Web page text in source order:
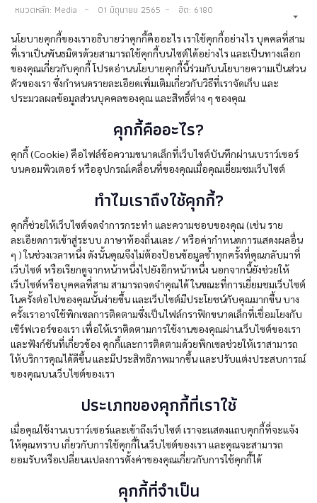
หมวดหลัก: Media 01 มิถุนายน 2565 ฮิต: 6180
นโยบายคุกกี้ของเราอธิบายว่าคุกกี้คืออะไร เราใช้คุกกี้อย่างไร บุคคลที่สาม
ที่เราเป็นพันธมิตรด้วยสามารถใช้คุกกี้บนไซต์ได้อย่างไร และเป็นทางเลือก
ของคุณเกี่ยวกับคุกกี้ โปรดอ่านนโยบายคุกกี้นี้ร่วมกับนโยบายความเป็นส่วน
ตัวของเรา ซึ่งกำหนดรายละเอียดเพิ่มเติมเกี่ยวกับวิธีที่เราจัดเก็บ และ
ประมวลผลข้อมูลส่วนบุคคลของคุณ และสิทธิ์ต่าง ๆ ของคุณ
คุกกี้คืออะไร?
คุกกี้ (Cookie) คือไฟล์ข้อความขนาดเล็กที่เว็บไซต์บันทึกผ่านเบราว์เซอร์
บนคอมพิวเตอร์ หรืออุปกรณ์เคลื่อนที่ของคุณเมื่อคุณเยี่ยมชมเว็บไซต์
ทำไมเราถึงใช้คุกกี้?
คุกกี้ช่วยให้เว็บไซต์จดจำการกระทำ และความชอบของคุณ (เช่น ราย
ละเอียดการเข้าสู่ระบบ ภาษาท้องถิ่นและ / หรือค่ากำหนดการแสดงผลอื่น
ๆ ) ในช่วงเวลาหนึ่ง ดังนั้นคุณจึงไม่ต้องป้อนข้อมูลซ้ำทุกครั้งที่คุณกลับมาที่
เว็บไซต์ หรือเรียกดูจากหน้าหนึ่งไปยังอีกหน้าหนึ่ง นอกจากนี้ยังช่วยให้
เว็บไซต์หรือบุคคลที่สาม สามารถจดจำคุณได้ ในขณะที่การเยี่ยมชมเว็บไซต์
ในครั้งต่อไปของคุณนั้นง่ายขึ้น และเว็บไซต์มีประโยชน์กับคุณมากขึ้น บาง
ครั้งเราอาจใช้พิกเซลการติดตามซึ่งเป็นไฟล์กราฟิกขนาดเล็กที่เชื่อมโยงกับ
เซิร์ฟเวอร์ของเรา เพื่อให้เราติดตามการใช้งานของคุณผ่านเว็บไซต์ของเรา
และฟังก์ชันที่เกี่ยวข้อง คุกกี้และการติดตามด้วยพิกเซลช่วยให้เราสามารถ
ให้บริการคุณได้ดีขึ้น และมีประสิทธิภาพมากขึ้น และปรับแต่งประสบการณ์
ของคุณบนเว็บไซต์ของเรา
ประเภทของคุกกี้ที่เราใช้
เมื่อคุณใช้งานเบราว์เซอร์และเข้าถึงเว็บไซต์ เราจะแสดงแถบคุกกี้ที่จะแจ้ง
ให้คุณทราบ เกี่ยวกับการใช้คุกกี้ในเว็บไซต์ของเรา และคุณจะสามารถ
ยอมรับหรือเปลี่ยนแปลงการตั้งค่าของคุณเกี่ยวกับการใช้คุกกี้ได้
คุกกี้ที่จำเป็น